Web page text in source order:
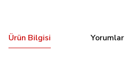
Ürün Bilgisi Yorumlar